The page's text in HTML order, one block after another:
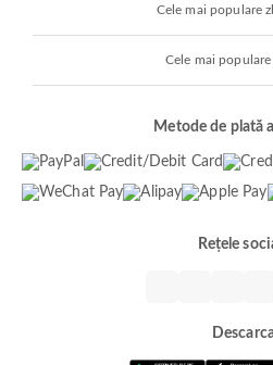
Cele mai populare
Cele mai
Metode de plată
Rețele